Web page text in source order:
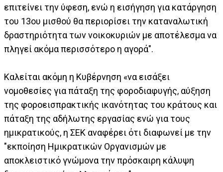
επιτείνει την ύφεση, ενώ η εισήγηση για κατάργηση
του 13ου μισθού θα περιορίσει την καταναλωτική
δραστηριότητα των νοικοκυριών με αποτέλεσμα να
πληγεί ακόμα περισσότερο η αγορά".
Καλείται ακόμη η Κυβέρνηση «να εισάξει
νομοθεσίες για πάταξη της φοροδιαφυγής, αύξηση
της φοροεισπρακτικής ικανότητας του κράτους και
πάταξη της αδήλωτης εργασίας ενώ για τους
ημικρατικούς, η ΣΕΚ αναφέρει ότι διαφωνεί με την
"εκποίηση Ημικρατικών Οργανισμών με
αποκλειστικό γνώμονα την πρόσκαιρη κάλυψη